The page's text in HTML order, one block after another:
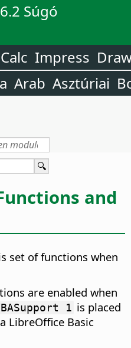
Súgó
Calc Impress
Arab Asztúriai
and
set of functions when
are enabled when
1 is placed
LibreOffice Basic